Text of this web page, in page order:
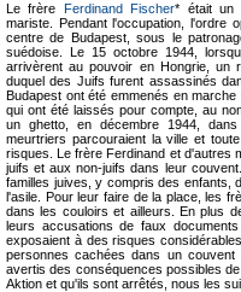
Le frère Ferdinand Fischer* était un
mariste. Pendant l'occupation, l'ordre
centre de Budapest, sous le
suédoise. Le 15 octobre 1944,
arrivèrent au pouvoir en Hongrie, un
duquel des Juifs furent assassinés
Budapest ont été emmenés en
qui ont été laissés pour compte, au
un ghetto, en décembre 1944,
meurtriers parcouraient la ville et
risques. Le frère Ferdinand et d'autres
juifs et aux non-juifs dans leur
familles juives, y compris des enfants,
l'asile. Pour leur faire de la place, les
dans les couloirs et ailleurs. En plus
leurs accusations de faux
exposaient à des risques
personnes cachées dans un
avertis des conséquences possibles
Aktion et qu'ils sont arrêtés, nous les